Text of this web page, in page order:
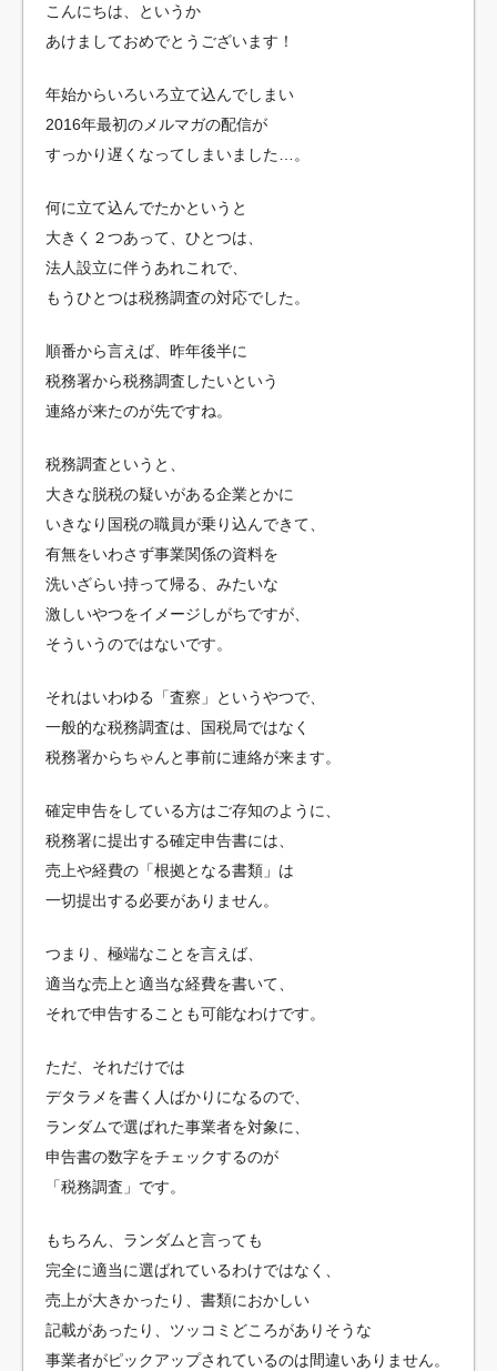
こんにちは、というか
あけましておめでとうございます！
年始からいろいろ立て込んでしまい
2016年最初のメルマガの配信が
すっかり遅くなってしまいました…。
何に立て込んでたかというと
大きく２つあって、ひとつは、
法人設立に伴うあれこれで、
もうひとつは税務調査の対応でした。
順番から言えば、昨年後半に
税務署から税務調査したいという
連絡が来たのが先ですね。
税務調査というと、
大きな脱税の疑いがある企業とかに
いきなり国税の職員が乗り込んできて、
有無をいわさず事業関係の資料を
洗いざらい持って帰る、みたいな
激しいやつをイメージしがちですが、
そういうのではないです。
それはいわゆる「査察」というやつで、
一般的な税務調査は、国税局ではなく
税務署からちゃんと事前に連絡が来ます。
確定申告をしている方はご存知のように、
税務署に提出する確定申告書には、
売上や経費の「根拠となる書類」は
一切提出する必要がありません。
つまり、極端なことを言えば、
適当な売上と適当な経費を書いて、
それで申告することも可能なわけです。
ただ、それだけでは
デタラメを書く人ばかりになるので、
ランダムで選ばれた事業者を対象に、
申告書の数字をチェックするのが
「税務調査」です。
もちろん、ランダムと言っても
完全に適当に選ばれているわけではなく、
売上が大きかったり、書類におかしい
記載があったり、ツッコミどころがありそうな
事業者がピックアップされているのは間違いありません。